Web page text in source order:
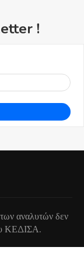
!
αναλυτών δεν
ΚΕΔΙΣΑ.